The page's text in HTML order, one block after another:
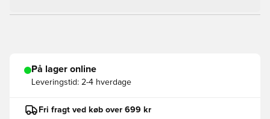
På lager online
Leveringstid: 2-4 hverdage
Fri fragt ved køb over 699 kr